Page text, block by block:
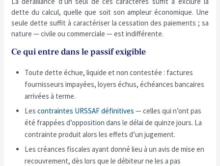
dette du calcul, quelle que soit son ampleur économique. Une
seule dette suffit à caractériser la cessation des paiements ; sa
nature — civile ou commerciale — est indifférente.
Ce qui entre dans le passif exigible
Toute dette échue, liquide et non contestée : factures
fournisseurs impayées, loyers échus, échéances bancaires
arrivées à terme.
Lescontraintes URSSAF définitives — celles qui n’ont pas
été frappées d’opposition dans le délai de quinze jours. La
contrainte produit alors les effets d’un jugement.
Les créances fiscales ayant donné lieu à un avis de mise en
recouvrement, dès lors que le débiteur ne les a pas